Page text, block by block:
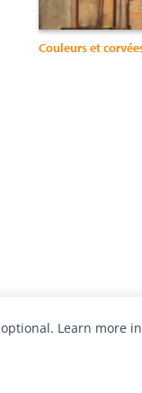
Couleurs et
Learn more